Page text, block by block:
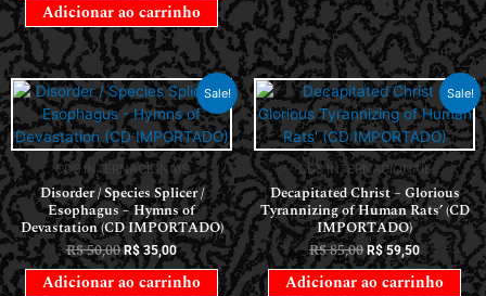
Adicionar ao carrinho
Sale!
CDS INTERNACIONAIS
Disorder / Species Splicer /
Esophagus – Hymns of
Devastation (CD IMPORTADO)
R$50,00 R$35,00
Adicionar ao carrinho
Sale!
CDS INTERNACIONAIS
Decapitated Christ – Glorious
Tyrannizing of Human Rats’ (CD
IMPORTADO)
R$85,00 R$59,50
Adicionar ao carrinho